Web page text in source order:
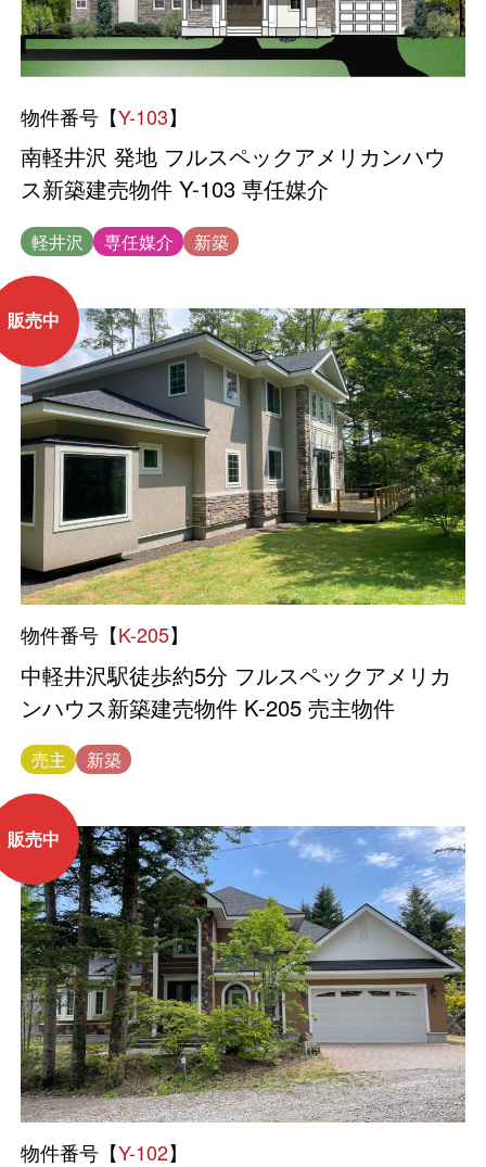
物件番号【Y-103】
南軽井沢 発地 フルスペックアメリカンハウ
ス新築建売物件 Y-103 専任媒介
軽井沢 専任媒介 新築
販売中
物件番号【K-205】
中軽井沢駅徒歩約5分 フルスペックアメリカ
ンハウス新築建売物件 K-205 売主物件
売主 新築
販売中
物件番号【Y-102】